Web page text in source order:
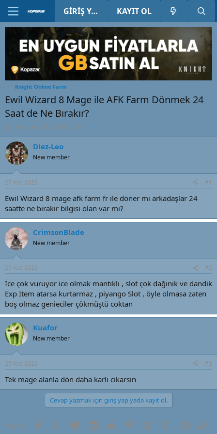
GIRIŞ YAP KAYIT OL
Knight Online Farm
Ewil Wizard 8 Mage ile AFK Farm Dönmek 24
Saat de Ne Bırakır?
K
o
n
u
y
u
B
a
ş
a
t
a
n
Diez-Leo
B
a
ş
a
ı
ç
t
a
r
i
h
27 Kas 2023
Diez-Leo
New member
27 Kas 2023 #1
Ewil Wizard 8 mage afk farm fr ile döner mi arkadaşlar 24
saatte ne bırakır bilgisi olan var mı?
CrimsonBlade
New member
27 Kas 2023 #2
İce çok vuruyor ice olmak mantıklı , slot çok dağınık ve dandik
Exp Item atarsa kurtarmaz , piyango Slot , öyle olmasa zaten
boş olmaz genieciler çökmüştü coktan
Kuafor
New member
27 Kas 2023 #3
Tek mage alanla dön daha karlı cikarsin
Cevap yazmak için giriş yap yada kayıt ol.
Paylaş: FacebookX (Twitter)
BlueskyLinkedInReddit PinterestTumblr WhatsApp
E-posta